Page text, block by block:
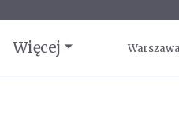
Więcej